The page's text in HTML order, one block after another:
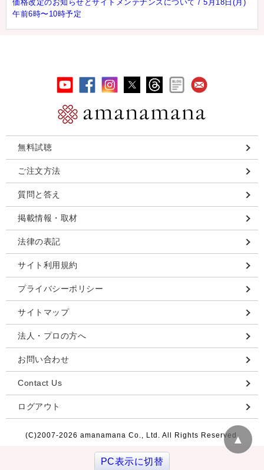
価格改定のお知らせとサイトメンテナンスについて / 5月18日(月)
午前6時〜10時予定
無料試聴
ご注文方法
質問と答え
掲載情報・取材
法律の表記
サイト利用規約
プライバシーポリシー
サイトマップ
法人・プロの方へ
お問い合わせ
Contact Us
ログアウト
▲
(C)2007-2026 amanamana Co., Ltd. All Rights Reserved.
PC表示に切替